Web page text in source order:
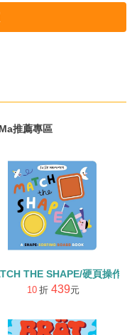
推薦專區
THE SHAPE/硬頁操作書
10 折 439元